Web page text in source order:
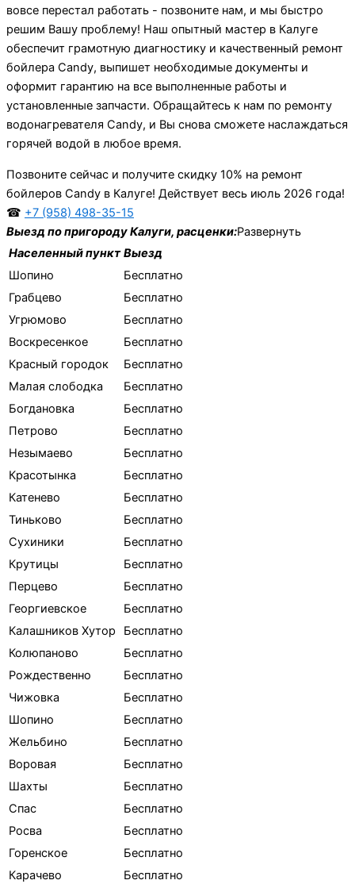
вовсе перестал работать - позвоните нам, и мы быстро
решим Вашу проблему! Наш опытный мастер в Калуге
обеспечит грамотную диагностику и качественный ремонт
бойлера Candy, выпишет необходимые документы и
оформит гарантию на все выполненные работы и
установленные запчасти. Обращайтесь к нам по ремонту
водонагревателя Candy, и Вы снова сможете наслаждаться
горячей водой в любое время.
Позвоните сейчас и получите скидку 10% на ремонт
бойлеров Candy в Калуге! Действует весь июль 2026 года!
☎ +7 (958) 498-35-15
Выезд по пригороду Калуги, расценки:Развернуть
Населенный пункт Выезд
Шопино
Бесплатно
Грабцево
Бесплатно
Угрюмово
Бесплатно
Воскресенкое
Бесплатно
Красный городок
Бесплатно
Малая слободка
Бесплатно
Богдановка
Бесплатно
Петрово
Бесплатно
Незымаево
Бесплатно
Красотынка
Бесплатно
Катенево
Бесплатно
Тиньково
Бесплатно
Сухиники
Бесплатно
Крутицы
Бесплатно
Перцево
Бесплатно
Георгиевское
Бесплатно
Калашников Хутор
Бесплатно
Колюпаново
Бесплатно
Рождественно
Бесплатно
Чижовка
Бесплатно
Шопино
Бесплатно
Жельбино
Бесплатно
Воровая
Бесплатно
Шахты
Бесплатно
Спас
Бесплатно
Росва
Бесплатно
Горенское
Бесплатно
Карачево
Бесплатно